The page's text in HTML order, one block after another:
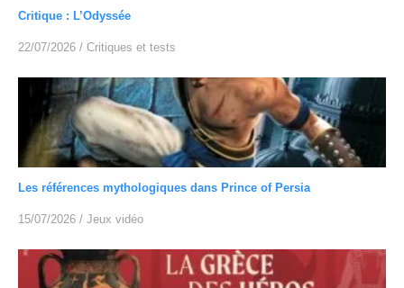
Critique : L’Odyssée
22/07/2026 / Critiques et tests
Les références mythologiques dans Prince of Persia
15/07/2026 / Jeux vidéo